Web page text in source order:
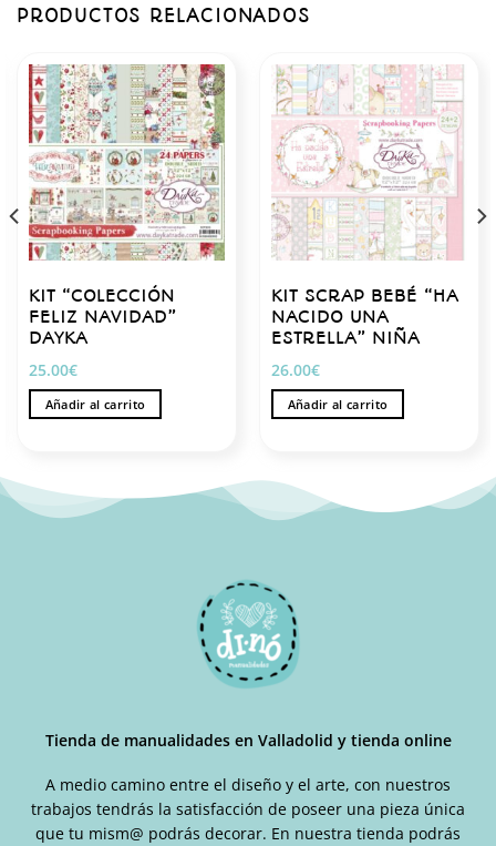
PRODUCTOS RELACIONADOS
KIT “COLECCIÓN
FELIZ NAVIDAD”
DAYKA
25.00€
Añadir al carrito
KIT SCRAP BEBÉ “HA
NACIDO UNA
ESTRELLA” NIÑA
26.00€
Añadir al carrito
Tienda de manualidades en Valladolid y tienda online
A medio camino entre el diseño y el arte, con nuestros
trabajos tendrás la satisfacción de poseer una pieza única
que tu mism@ podrás decorar. En nuestra tienda podrás